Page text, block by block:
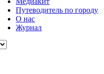
Путеводитель по городу
О нас
Журнал